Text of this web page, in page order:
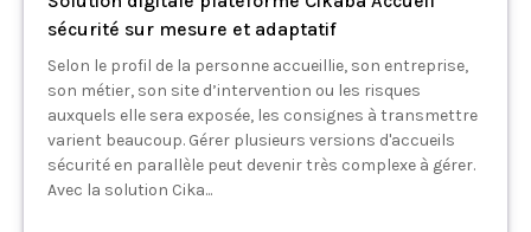
sécurité sur mesure et adaptatif
Selon le profil de la personne accueillie, son entreprise,
son métier, son site d’intervention ou les risques
auxquels elle sera exposée, les consignes à transmettre
varient beaucoup. Gérer plusieurs versions d'accueils
sécurité en parallèle peut devenir très complexe à gérer.
Avec la solution Cika...